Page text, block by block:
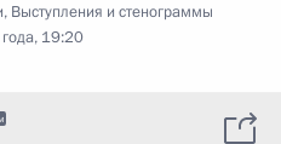
, Выступления и стенограммы
19:20